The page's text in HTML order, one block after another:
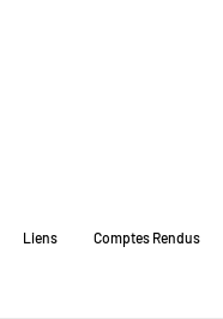
Liens Comptes Rendus